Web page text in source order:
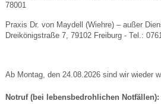
78001
Praxis Dr. von Maydell (Wiehre) – außer
Dreikönigstraße 7, 79102 Freiburg - Tel.:
Ab Montag, den 24.08.2026 sind wir wieder
Notruf (bei lebensbedrohlichen Notfällen):